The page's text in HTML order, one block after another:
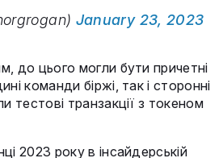
January 23, 2023
до цього могли бути причетні
команди біржі, так і сторонні
тестові транзакції з токеном
2023 року в інсайдерській